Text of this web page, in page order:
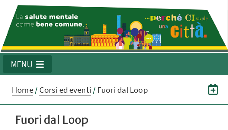
MENU
Home/Corsi ed eventi /Fuori dal Loop
Fuori dal Loop